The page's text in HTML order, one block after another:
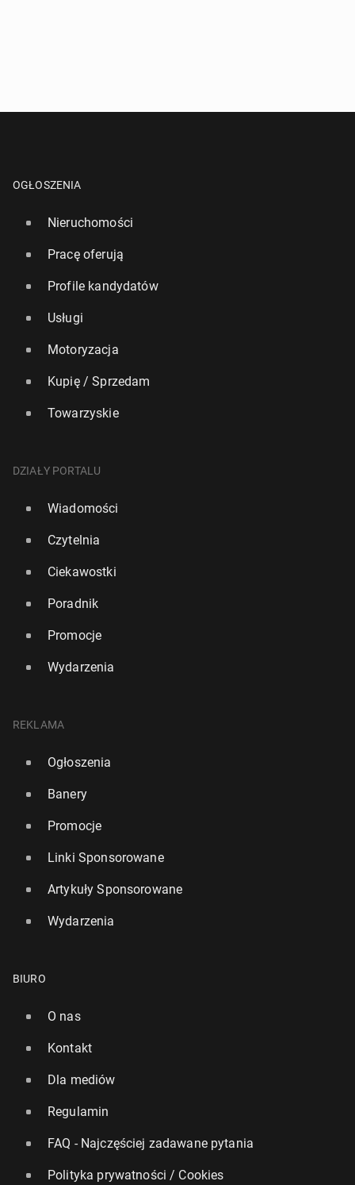
OGŁOSZENIA
Nieruchomości
Pracę oferują
Profile kandydatów
Usługi
Motoryzacja
Kupię / Sprzedam
Towarzyskie
DZIAŁY PORTALU
Wiadomości
Czytelnia
Ciekawostki
Poradnik
Promocje
Wydarzenia
REKLAMA
Ogłoszenia
Banery
Promocje
Linki Sponsorowane
Artykuły Sponsorowane
Wydarzenia
BIURO
O nas
Kontakt
Dla mediów
Regulamin
FAQ - Najczęściej zadawane pytania
Polityka prywatności / Cookies